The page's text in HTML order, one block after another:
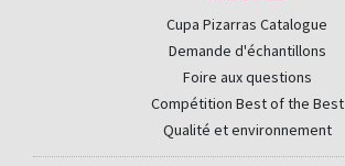
Cupa Pizarras Catalogue
Demande d'échantillons
Foire aux questions
Compétition Best of the Best
Qualité et environnement